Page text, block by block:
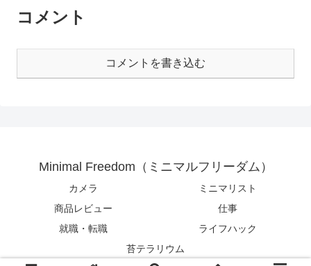
コメント
コメントを書き込む
Minimal Freedom（ミニマルフリーダム）
カメラ
ミニマリスト
商品レビュー
仕事
就職・転職
ライフハック
苔テラリウム